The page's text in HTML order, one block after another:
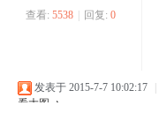
查看: 5538 回复: 0
发表于 2015-7-7 10:02:17
看大图